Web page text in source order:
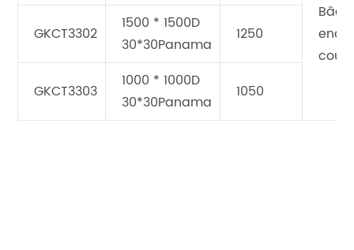
GKCT3302
1500 * 1500D
30*30Panama
1250
GKCT3303
1000 * 1000D
30*30Panama
1050